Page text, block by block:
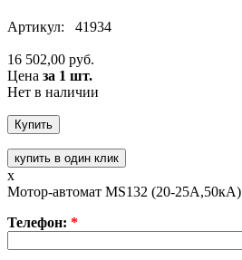
Артикул: 41934
16 502,00 руб.
Цена за 1 шт.
Нет в наличии
купить в один клик
x
Мотор-автомат MS132 (20-25А,50кА)
Телефон: *